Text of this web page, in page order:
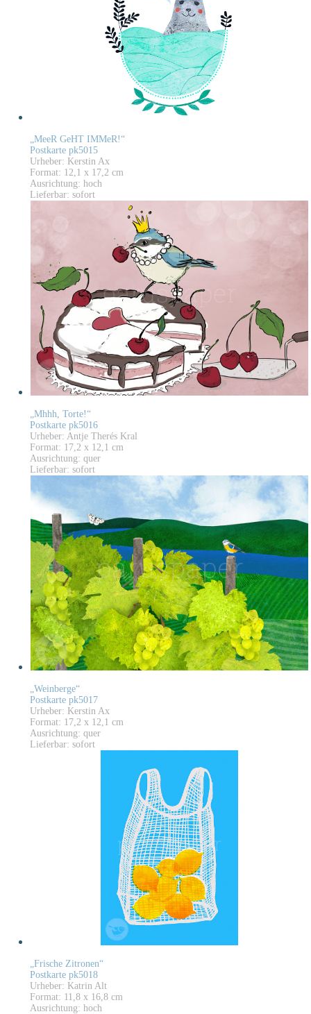
„MeeR GeHT IMMeR!“
Postkarte pk5015
Urheber: Kerstin Ax
Format: 12,1 x 17,2 cm
Ausrichtung: hoch
Lieferbar: sofort
„Mhhh, Torte!“
Postkarte pk5016
Urheber: Antje Therés Kral
Format: 17,2 x 12,1 cm
Ausrichtung: quer
Lieferbar: sofort
„Weinberge“
Postkarte pk5017
Urheber: Kerstin Ax
Format: 17,2 x 12,1 cm
Ausrichtung: quer
Lieferbar: sofort
„Frische Zitronen“
Postkarte pk5018
Urheber: Katrin Alt
Format: 11,8 x 16,8 cm
Ausrichtung: hoch